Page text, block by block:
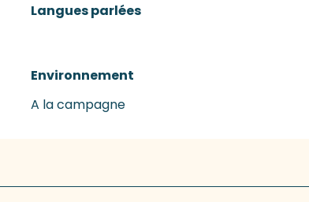
Langues parlées
Langues parlées
Environnement
Environnement
A la campagne